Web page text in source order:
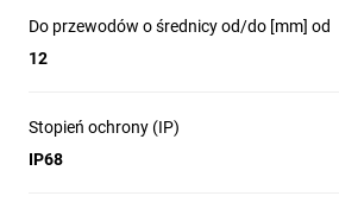
Do przewodów o średnicy od/do [mm] od
12
Stopień ochrony (IP)
IP68